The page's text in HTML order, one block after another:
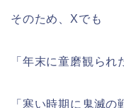
そのため、Xでも
「年末に童磨観られ
「寒い時期に鬼滅